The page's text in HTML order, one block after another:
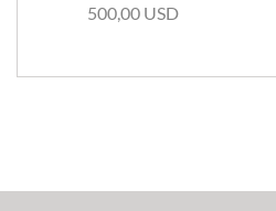
500,00 USD